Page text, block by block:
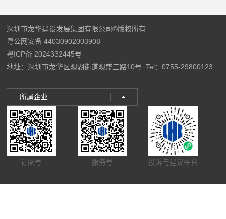
深圳市龙华建设发展集团有限公司©版权所有
粤公网安备 44030902003908
粤ICP备 2024332445号
地址：深圳市龙华区观湖街道观盛三路10号 Tel：0755-29800123
所属企业
订阅号 服务号 投诉与建议平台